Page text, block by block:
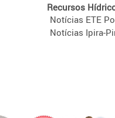
Recursos
Notícias ETE
Notícias Ipira-